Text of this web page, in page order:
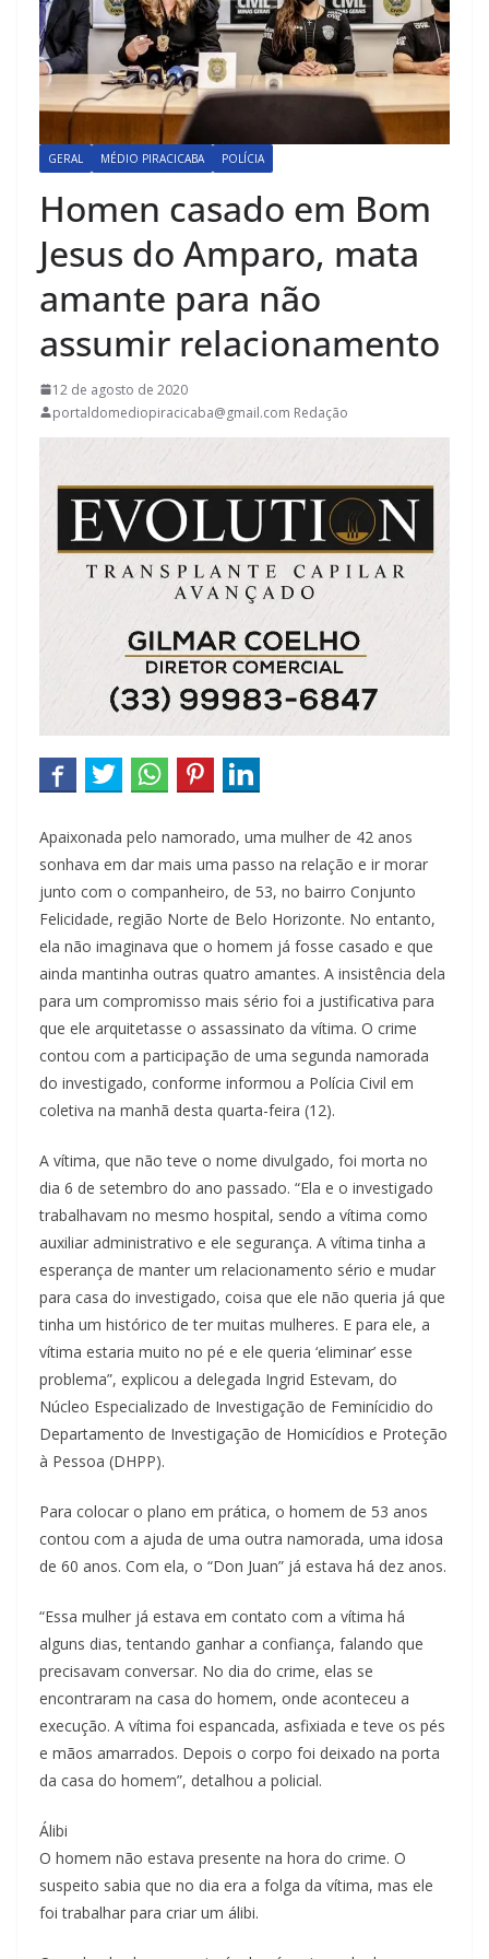
GERAL MÉDIO PIRACICABA POLÍCIA
Homen casado em Bom
Jesus do Amparo, mata
amante para não
assumir relacionamento
12 de agosto de 2020
portaldomediopiracicaba@gmail.com Redação
Apaixonada pelo namorado, uma mulher de 42 anos
sonhava em dar mais uma passo na relação e ir morar
junto com o companheiro, de 53, no bairro Conjunto
Felicidade, região Norte de Belo Horizonte. No entanto,
ela não imaginava que o homem já fosse casado e que
ainda mantinha outras quatro amantes. A insistência dela
para um compromisso mais sério foi a justificativa para
que ele arquitetasse o assassinato da vítima. O crime
contou com a participação de uma segunda namorada
do investigado, conforme informou a Polícia Civil em
coletiva na manhã desta quarta-feira (12).
A vítima, que não teve o nome divulgado, foi morta no
dia 6 de setembro do ano passado. “Ela e o investigado
trabalhavam no mesmo hospital, sendo a vítima como
auxiliar administrativo e ele segurança. A vítima tinha a
esperança de manter um relacionamento sério e mudar
para casa do investigado, coisa que ele não queria já que
tinha um histórico de ter muitas mulheres. E para ele, a
vítima estaria muito no pé e ele queria ‘eliminar’ esse
problema”, explicou a delegada Ingrid Estevam, do
Núcleo Especializado de Investigação de Feminícidio do
Departamento de Investigação de Homicídios e Proteção
à Pessoa (DHPP).
Para colocar o plano em prática, o homem de 53 anos
contou com a ajuda de uma outra namorada, uma idosa
de 60 anos. Com ela, o “Don Juan” já estava há dez anos.
“Essa mulher já estava em contato com a vítima há
alguns dias, tentando ganhar a confiança, falando que
precisavam conversar. No dia do crime, elas se
encontraram na casa do homem, onde aconteceu a
execução. A vítima foi espancada, asfixiada e teve os pés
e mãos amarrados. Depois o corpo foi deixado na porta
da casa do homem”, detalhou a policial.
Álibi
O homem não estava presente na hora do crime. O
suspeito sabia que no dia era a folga da vítima, mas ele
foi trabalhar para criar um álibi.